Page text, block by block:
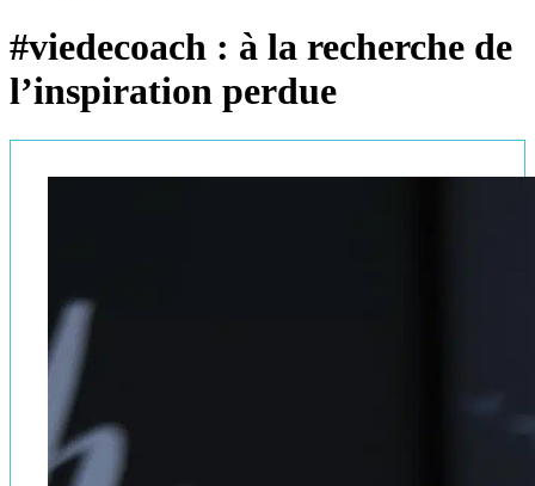
#viedecoach : à la recherche de
l’inspiration perdue